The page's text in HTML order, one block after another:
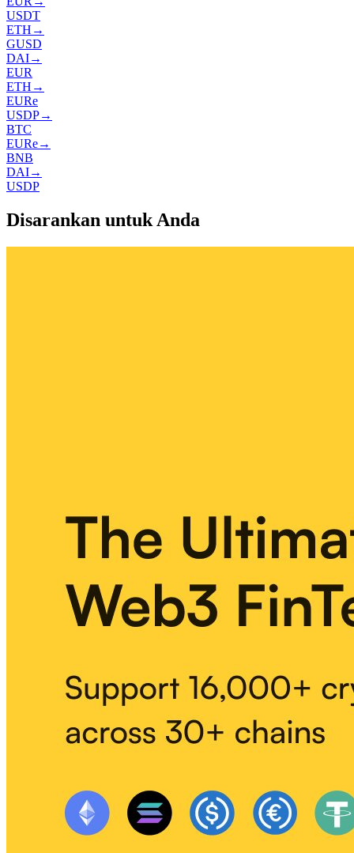
USDT
ETH →
GUSD
DAI→
EUR
ETH →
EURe
USDP→
BTC
EURe→
BNB
DAI→
USDP
Disarankan untuk Anda